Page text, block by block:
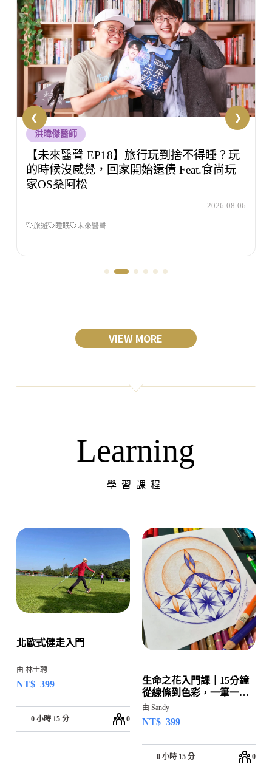
生技人知初
【生技人知初 EP53】壓力大但不知道該怎
麼辦，你有試過諮商嗎？Feat.洪培芸臨床心
理師
2026-08-05
生技人之初 洪培芸
VIEW MORE
Learning
學習課程
北歐式健走入門
由 林士聘
NT$ 399
0 小時 15 分 0
生命之花入門課｜15分鐘
從線條到色彩，一筆一畫
回到自己
由 Sandy
NT$ 399
0 小時 15 分 0